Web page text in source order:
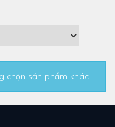
chọn sản phẩm khác